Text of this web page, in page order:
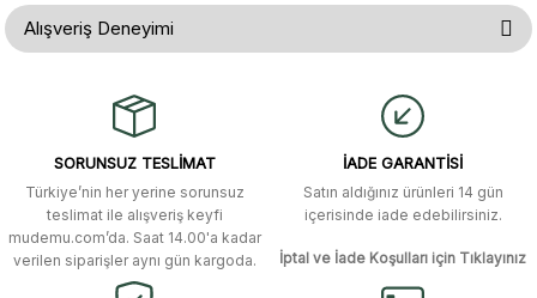
Bu ürünün fiyat bilgisi, resim, ürün açıklamalarında ve diğer konularda
yetersiz gördüğünüz noktaları öneri formunu kullanarak tarafımıza
iletebilirsiniz.
Ürün resmi kalitesiz, bozuk veya görüntülenemiyor.
Ürün bilgilerinde hatalar bulunuyor.
Ürün fiyatı diğer sitelerden daha pahalı.
Bu ürüne benzer farklı alternatifler olmalı.
Alışveriş Deneyimi
alışverişti. Ürün bir gün sonra elime
ulaştı. Mağaza yetkilileri oldukça
yanıt aldım ve çözüm buldum.
Murat Duman | 17/03/2026
Site güvenilir ve kullanışlı, fakat
SORUNSUZ TESLİMAT
Türkiye’nin her yerine sorunsuz
teslimat ile alışveriş keyfi
mudemu.com’da. Saat 14.00'a kadar
verilen siparişler aynı gün kargoda.
İADE GARANTİSİ
Satın aldığınız ürünleri 14 gün
içerisinde iade edebilirsiniz.
İptal ve İade Koşulları için Tıklayınız